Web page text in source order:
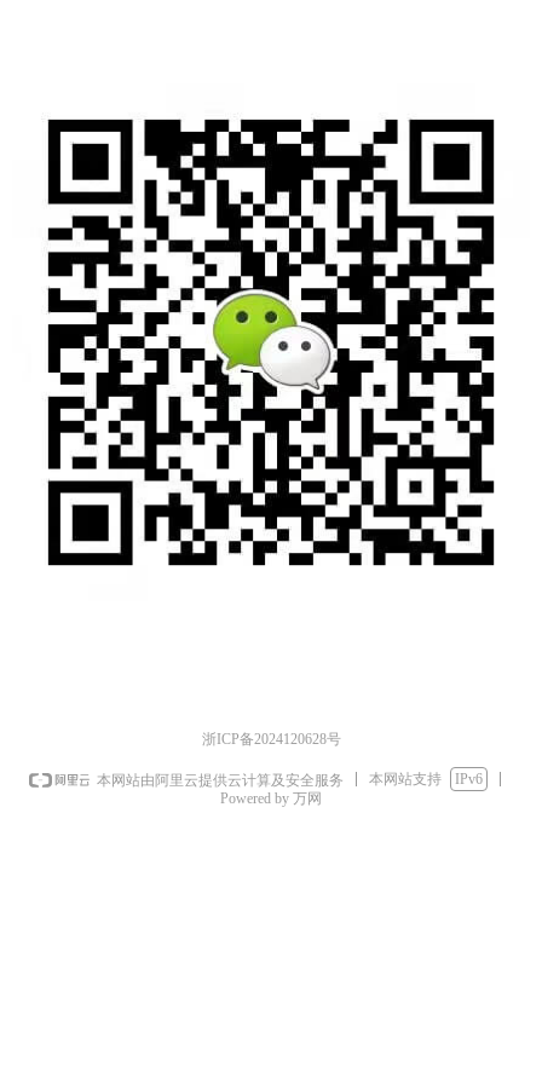
浙ICP备2024120628号
本网站由阿里云提供云计算及安全服务 本网站支持
IPv6
Powered by 万网